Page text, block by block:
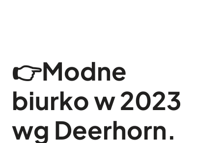
👉Modne
biurko w 2023
wg Deerhorn.